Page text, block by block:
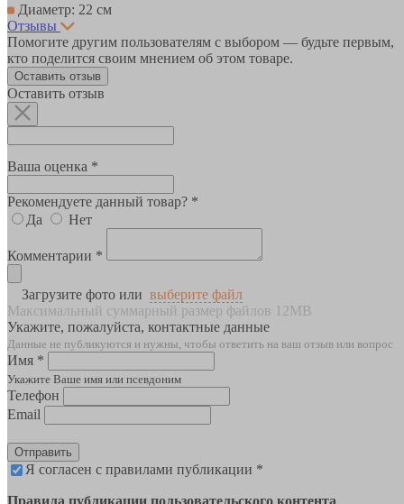
Диаметр: 22 см
Отзывы
Помогите другим пользователям с выбором — будьте первым,
кто поделится своим мнением об этом товаре.
Оставить отзыв
Оставить отзыв
Ваша оценка *
Рекомендуете данный товар? *
Да
Нет
Комментарии *
Загрузите фото или выберите файл
Максимальный суммарный размер файлов 12MB
Укажите, пожалуйста, контактные данные
Данные не публикуются и нужны, чтобы ответить на ваш отзыв или вопрос
Имя *
Укажите Ваше имя или псевдоним
Телефон
Email
Отправить
Я согласен с правилами публикации *
Правила публикации пользовательского контента